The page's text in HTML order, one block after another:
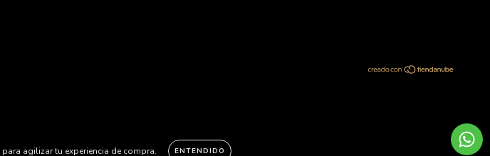
para agilizar tu experiencia de compra. ENTENDIDO